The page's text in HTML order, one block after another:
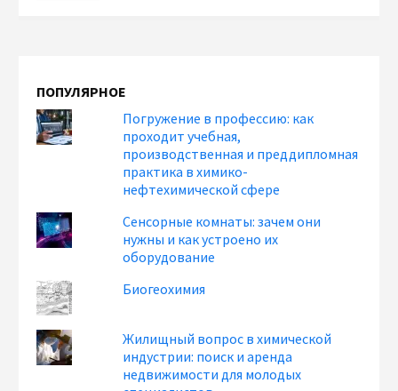
ПОПУЛЯРНОЕ
Погружение в профессию: как
проходит учебная,
производственная и преддипломная
практика в химико-
нефтехимической сфере
Сенсорные комнаты: зачем они
нужны и как устроено их
оборудование
Биогеохимия
Жилищный вопрос в химической
индустрии: поиск и аренда
недвижимости для молодых